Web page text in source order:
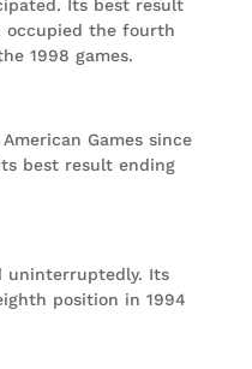
Its best result
occupied the fourth
1998 games.
Games since
best result ending
uninterruptedly. Its
position in 1994